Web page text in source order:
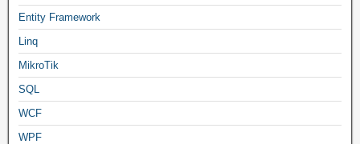
Entity Framework
Linq
MikroTik
SQL
WCF
WPF